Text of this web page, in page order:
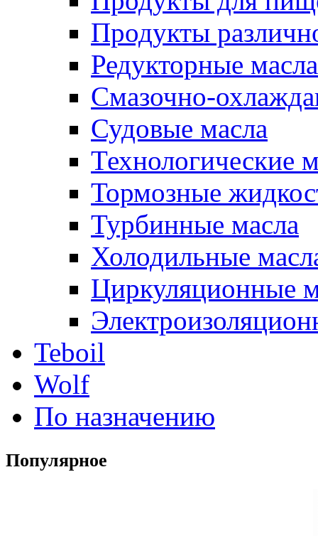
Продукты
Редукторные масла
Смазочно-
Судовые масла
Технологические
Тормозные
Турбинные масла
Холодильные
Циркуляционные
Teboil
Wolf
По назначению
Популярное